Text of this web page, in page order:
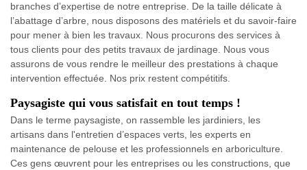
branches d’expertise de notre entreprise. De la taille délicate à
l’abattage d’arbre, nous disposons des matériels et du savoir-faire
pour mener à bien les travaux. Nous procurons des services à
tous clients pour des petits travaux de jardinage. Nous vous
assurons de vous rendre le meilleur des prestations à chaque
intervention effectuée. Nos prix restent compétitifs.
Paysagiste qui vous satisfait en tout temps !
Dans le terme paysagiste, on rassemble les jardiniers, les
artisans dans l'entretien d’espaces verts, les experts en
maintenance de pelouse et les professionnels en arboriculture.
Ces gens œuvrent pour les entreprises ou les constructions, que